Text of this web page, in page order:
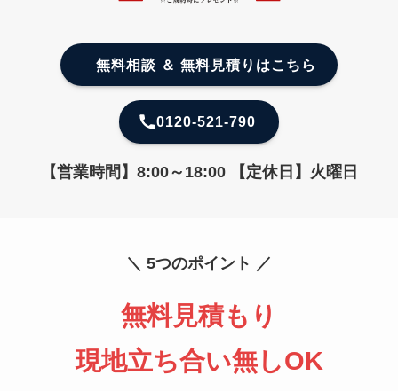
無料相談 ＆ 無料見積りはこちら
0120-521-790
【営業時間】8:00～18:00 【定休日】火曜日
＼ 5つのポイント ／
無料見積もり
現地立ち合い無しOK